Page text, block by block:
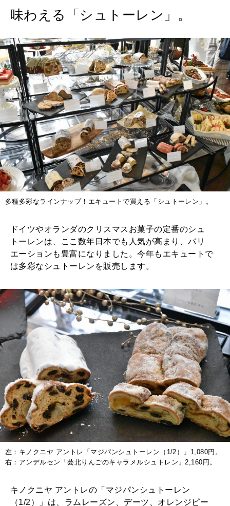
味わえる「シュトーレン」。
多種多彩なラインナップ！エキュートで買える「シュトーレン」。
ドイツやオランダのクリスマスお菓子の定番のシュ
トーレンは、ここ数年日本でも人気が高まり、バリ
エーションも豊富になりました。今年もエキュートで
は多彩なシュトーレンを販売します。
左：キノクニヤ アントレ「マジパンシュトーレン（1/2）」1,080円。
右：アンデルセン「芸北りんごのキャラメルシュトレン」2,160円。
キノクニヤ アントレの「マジパンシュトーレン
（1/2）」は、ラムレーズン、デーツ、オレンジピー